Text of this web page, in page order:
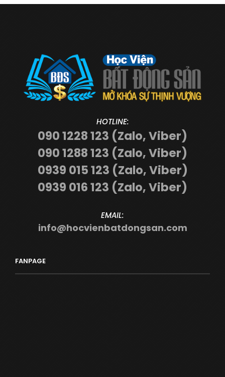
HOTLINE:
090 1228 123 (Zalo, Viber)
090 1288 123 (Zalo, Viber)
0939 015 123 (Zalo, Viber)
0939 016 123 (Zalo, Viber)
EMAIL:
info@hocvienbatdongsan.com
FANPAGE